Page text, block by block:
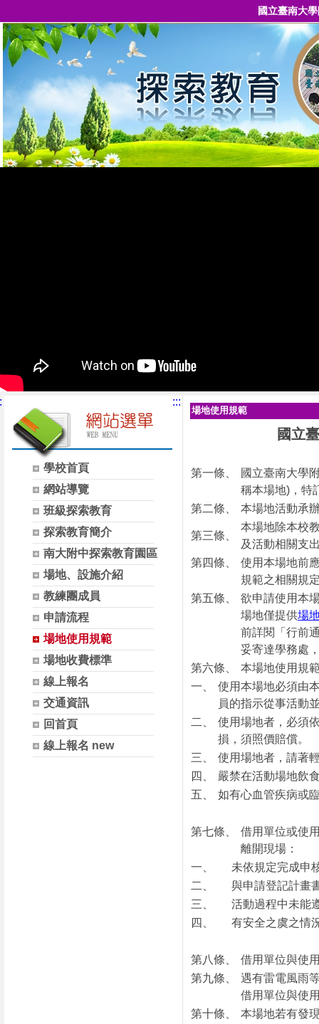
國立臺南大
學校首頁
網站導覽
班級探索教育
探索教育簡介
南大附中探索教育園區
場地、設施介紹
教練團成員
申請流程
場地使用規範
場地收費標準
線上報名
交通資訊
回首頁
線上報名 new
:::
場地使用規範
國立
第一條、
國立臺南大學
稱本場地)，特
第二條、
本場地活動承
第三條、
本場地除本校
及活動相關支
第四條、
使用本場地前
規範之相關規
第五條、
欲申請使用本
場地僅提供場
前詳閱「行前
妥寄達學務處
第六條、
本場地使用規
一、
使用本場地必須由
員的指示從事活動
二、
使用場地者，必須
損，須照價賠償。
三、
使用場地者，請著
四、
嚴禁在活動場地飲
五、
如有心血管疾病或
第七條、
借用單位或使
離開現場：
一、
未依規定完成申
二、
與申請登記計畫
三、
活動過程中未能
四、
有安全之虞之情
第八條、
借用單位與使
第九條、
遇有雷電風雨
借用單位與使
第十條、
本場地若有發